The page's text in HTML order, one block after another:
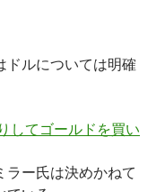
ドルについては明確
してゴールドを買い
ラー氏は決めかねて